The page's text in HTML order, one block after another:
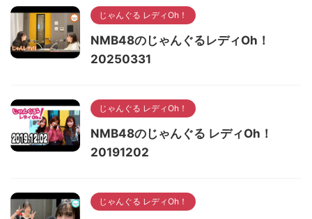
じゃんぐる レディOh！
NMB48のじゃんぐるレディOh！
20250331
じゃんぐる レディOh！
NMB48のじゃんぐる レディOh！
20191202
じゃんぐる レディOh！